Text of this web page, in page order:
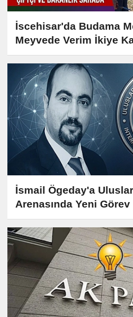
İscehisar'da Budama
Meyvede Verim İkiye
İsmail Ögeday'a
Arenasında Yeni Görev